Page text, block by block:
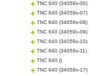
TNC 640 (34059x-06)
TNC 640 (34059x-07)
TNC 640 (34059x-08)
TNC 640 (34059x-09)
TNC 640 (34059x-10)
TNC 640 (34059x-11)
TNC 640 ()
TNC 640 (34059x-17)